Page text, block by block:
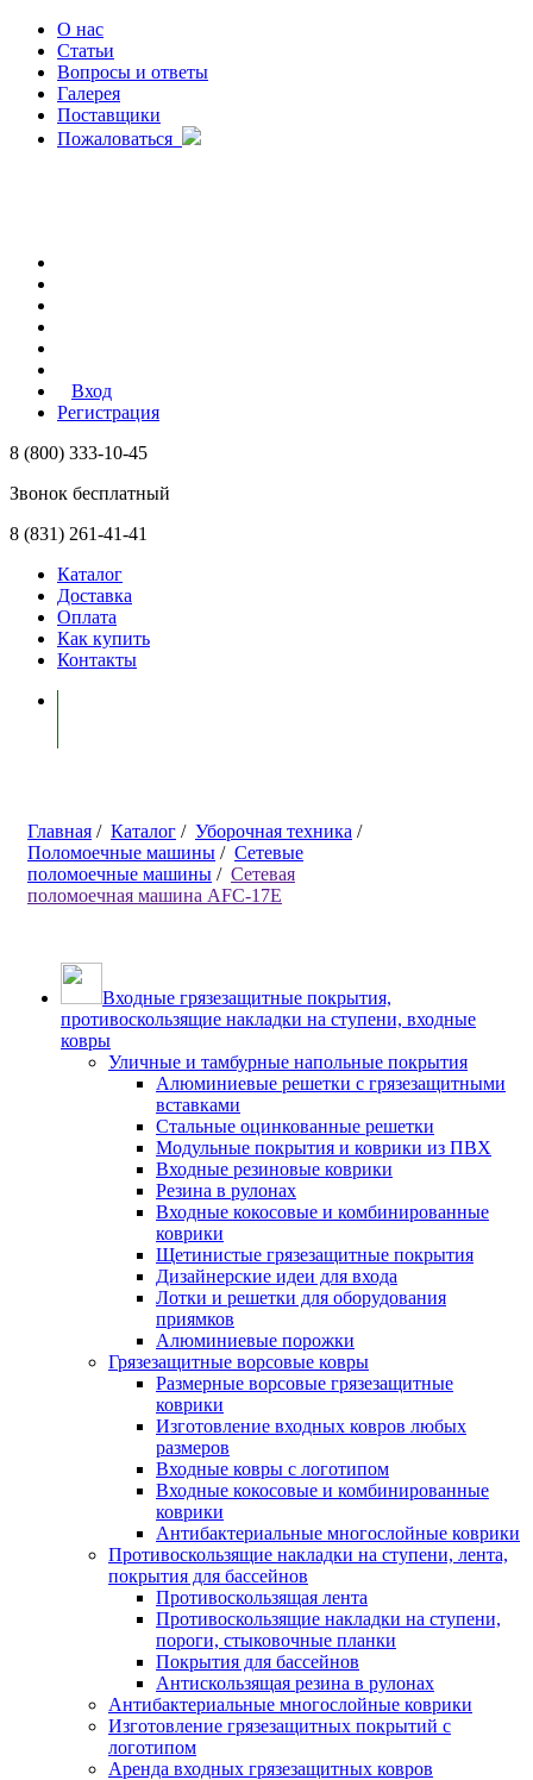
О нас
Статьи
Вопросы и ответы
Галерея
Поставщики
Пожаловаться
Вход
Регистрация
8 (800) 333-10-45
Звонок бесплатный
8 (831) 261-41-41
Каталог
Доставка
Оплата
Как купить
Контакты
Главная / Каталог / Уборочная техника /
Поломоечные машины / Сетевые
поломоечные машины / Сетевая
поломоечная машина AFC-17E
Входные грязезащитные покрытия,
противоскользящие накладки на ступени, входные
ковры
Уличные и тамбурные напольные покрытия
Алюминиевые решетки с грязезащитными
вставками
Стальные оцинкованные решетки
Модульные покрытия и коврики из ПВХ
Входные резиновые коврики
Резина в рулонах
Входные кокосовые и комбинированные
коврики
Щетинистые грязезащитные покрытия
Дизайнерские идеи для входа
Лотки и решетки для оборудования
приямков
Алюминиевые порожки
Грязезащитные ворсовые ковры
Размерные ворсовые грязезащитные
коврики
Изготовление входных ковров любых
размеров
Входные ковры с логотипом
Входные кокосовые и комбинированные
коврики
Антибактериальные многослойные коврики
Противоскользящие накладки на ступени, лента,
покрытия для бассейнов
Противоскользящая лента
Противоскользящие накладки на ступени,
пороги, стыковочные планки
Покрытия для бассейнов
Антискользящая резина в рулонах
Антибактериальные многослойные коврики
Изготовление грязезащитных покрытий с
логотипом
Аренда входных грязезащитных ковров